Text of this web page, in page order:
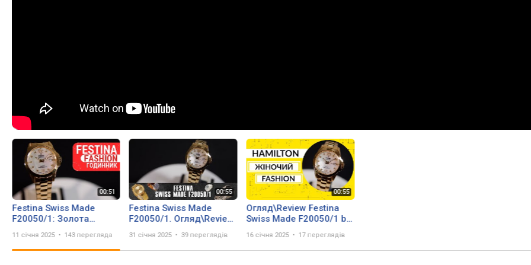
Festina Swiss Made
F20050/1: Золота
Кристали! | Короткий
огляд DEKA
11 січня 2025 143 перегляда
Festina Swiss Made
F20050/1. Огляд\Review
31 січня 2025 39 переглядів
Огляд\Review Festina
Swiss Made F20050/1 by
16 січня 2025 17 переглядів